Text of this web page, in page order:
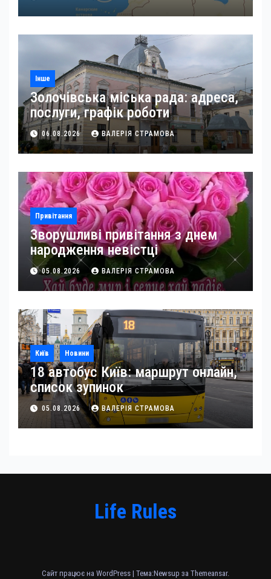
Інше
Золочівська міська рада: адреса,
послуги, графік роботи
06.08.2026 ВАЛЕРІЯ СТРАМОВА
Привітання
Зворушливі привітання з днем
народження невістці
05.08.2026 ВАЛЕРІЯ СТРАМОВА
Київ Новини
18 автобус Київ: маршрут онлайн,
список зупинок
05.08.2026 ВАЛЕРІЯ СТРАМОВА
Life Rules
Сайт працює на WordPress | Тема:Newsup за Themeansar.